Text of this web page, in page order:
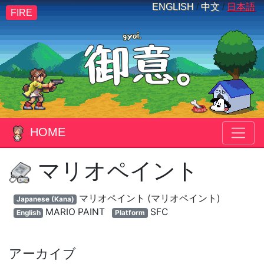
ENGLISH / 中文 / 日本語
FIRE
HOME
マリオペイント
Japanese (Kana) マリオペイント (マリオペイント)
English MARIO PAINT Platform SFC
アーカイブ